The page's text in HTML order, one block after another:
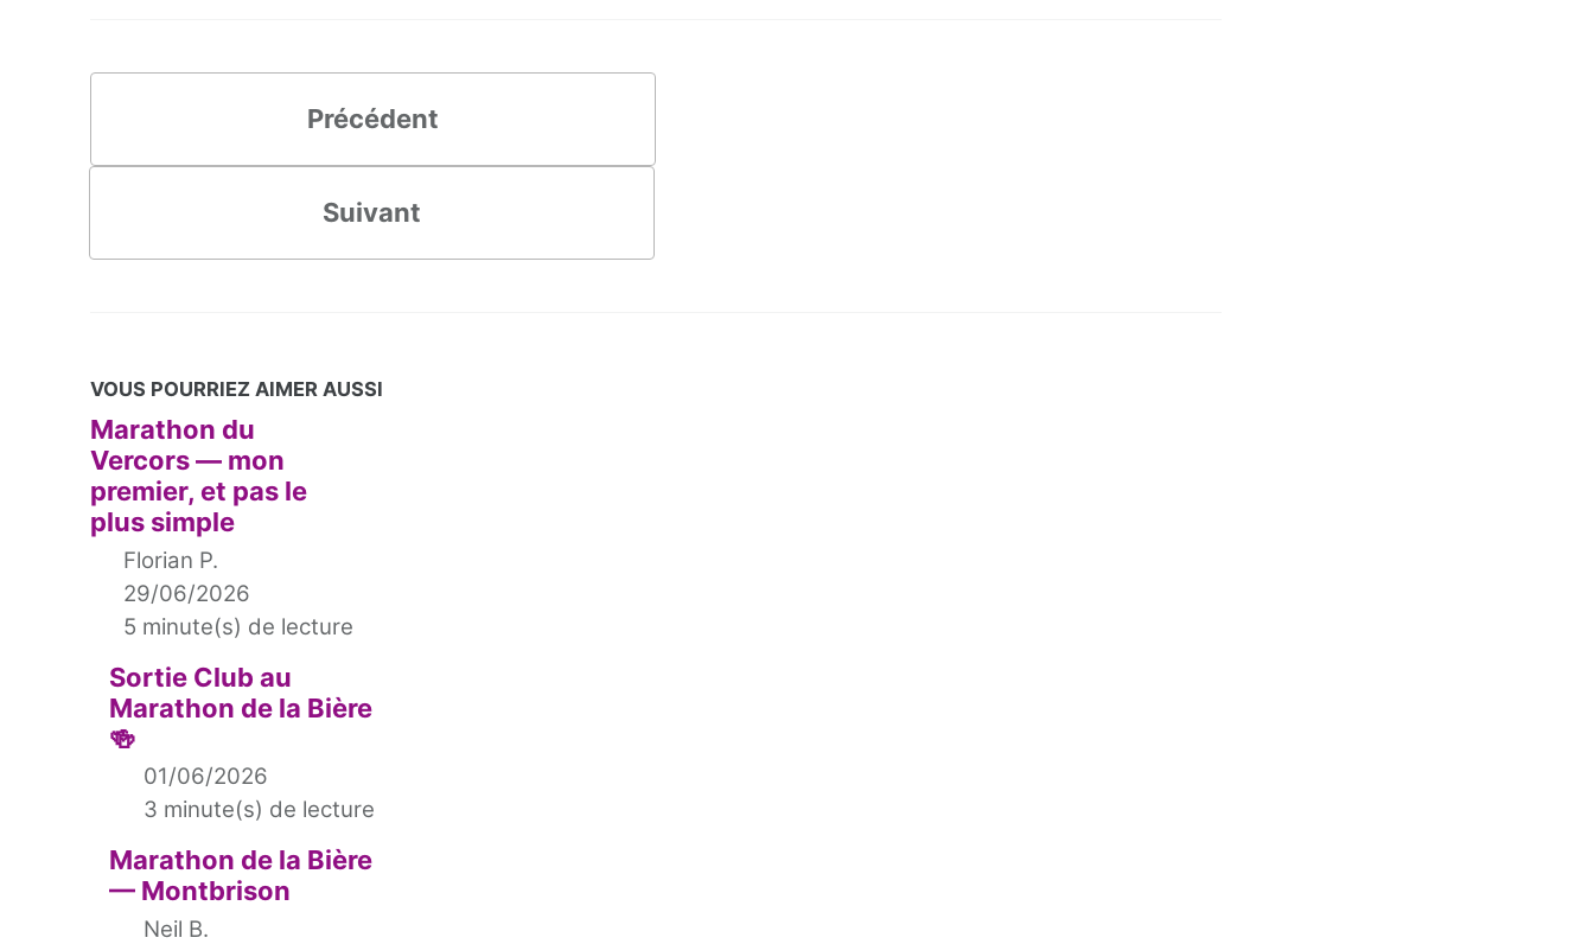
Précédent
Suivant
VOUS POURRIEZ AIMER AUSSI
Marathon du
Vercors — mon
premier, et pas le
plus simple
Florian P.
29/06/2026
5 minute(s) de lecture
Sortie Club au
Marathon de la Bière
🍻
01/06/2026
3 minute(s) de lecture
Marathon de la Bière
— Montbrison
Neil B.